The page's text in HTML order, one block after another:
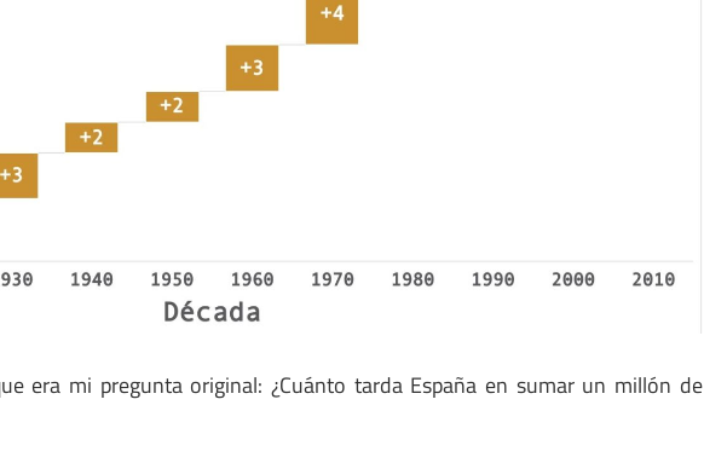
era mi pregunta original: ¿Cuánto tarda España en sumar un millón de